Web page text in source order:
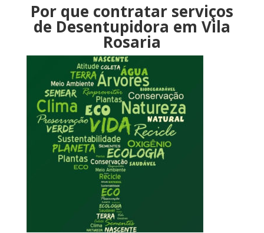
Por que contratar serviços
de Desentupidora em Vila
Rosaria